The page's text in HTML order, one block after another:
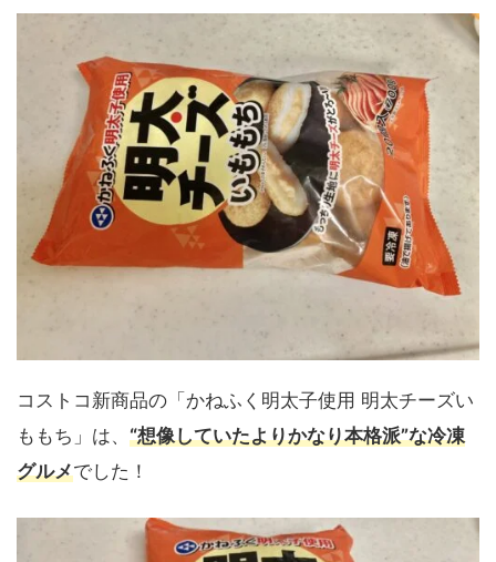
コストコ新商品の「かねふく明太子使用 明太チーズい
ももち」は、 “想像していたよりかなり本格派”な冷凍
グルメでした！